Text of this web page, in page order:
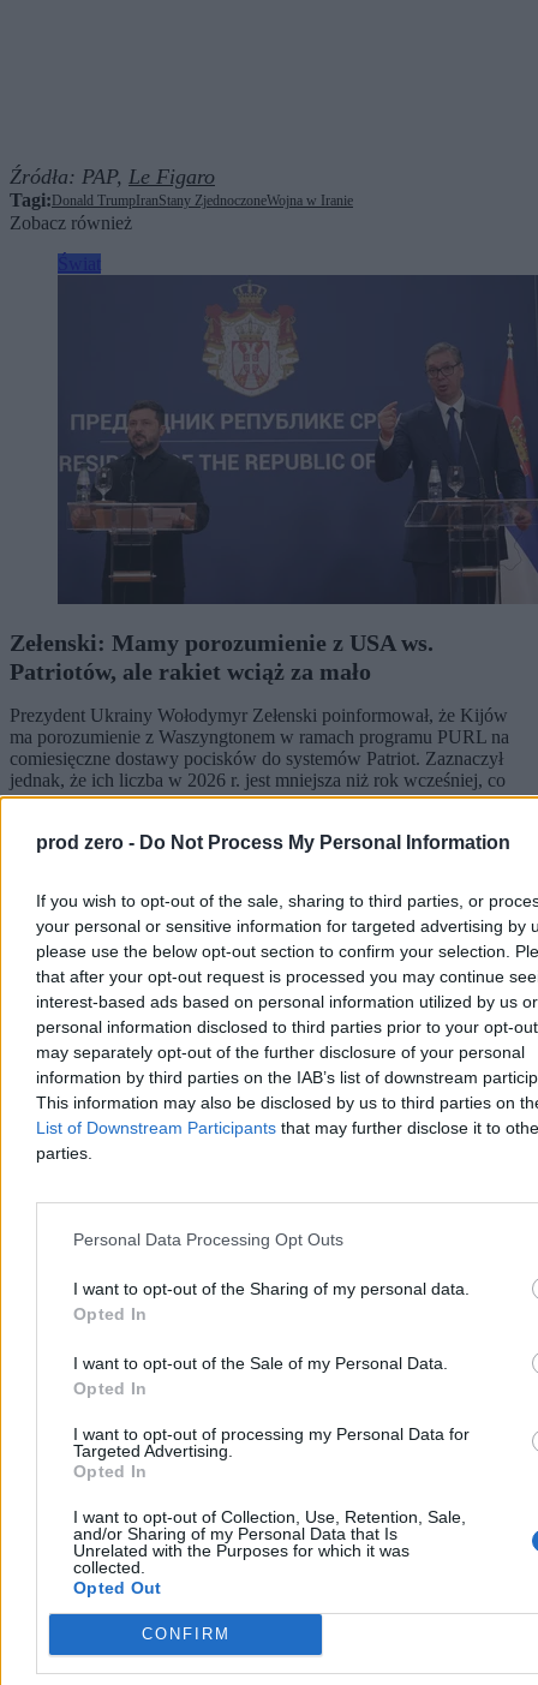
prod zero - Do Not Process My Personal Information
If you wish to opt-out of the sale, sharing to third parties, or
your personal or sensitive information for targeted advertising by
please use the below opt-out section to confirm your selection.
that after your opt-out request is processed you may continue
interest-based ads based on personal information utilized by us or
personal information disclosed to third parties prior to your opt-
may separately opt-out of the further disclosure of your personal
information by third parties on the IAB’s list of downstream
This information may also be disclosed by us to third parties on
List of Downstream Participants that may further disclose it to
parties.
Personal Data Processing Opt Outs
I want to opt-out of the Sharing of my personal data.
Opted In
I want to opt-out of the Sale of my Personal Data.
Opted In
I want to opt-out of processing my Personal Data for
Targeted Advertising.
Opted In
I want to opt-out of Collection, Use, Retention, Sale,
and/or Sharing of my Personal Data that Is
Unrelated with the Purposes for which it was
collected.
Opted Out
CONFIRM
Źródła: PAP, Le Figaro
Tagi:Donald TrumpIranStany ZjednoczoneWojna w Iranie
Zobacz również
Zełenski: Mamy porozumienie z USA ws.
Patriotów, ale rakiet wciąż za mało
Prezydent Ukrainy Wołodymyr Zełenski poinformował, że Kijów
ma porozumienie z Waszyngtonem w ramach programu PURL na
comiesięczne dostawy pocisków do systemów Patriot. Zaznaczył
jednak, że ich liczba w 2026 r. jest mniejsza niż rok wcześniej, co
utrudnia skuteczną obronę powietrzną kraju.
Aleksandra Cieślik
Wczoraj 21:51
3 min
Świat
Ekshumacje na Wołyniu. Władze Ukrainy wydały
kolejne zgody
Ukraiński Instytut Pamięci Narodowej poinformował o zgodzie na
ekshumacje szczątków polskich ofiar w Hucie Pieniackiej w
obwodzie lwowskim oraz poszukiwania i ekshumacje w Ugłach na
międzyresortowej ds. upamiętnienia ofiar wojny.
Aleksandra Cieślik
4 min